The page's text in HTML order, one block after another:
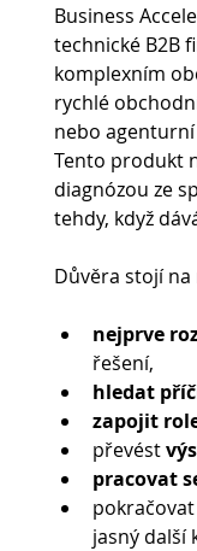
Business
technické B2B
komplexním
rychlé
nebo
Tento produkt
diagnózou ze
tehdy, když
Důvěra stojí
nejprve
řešení,
hledat
zapojit
převést
pracovat
jasný další